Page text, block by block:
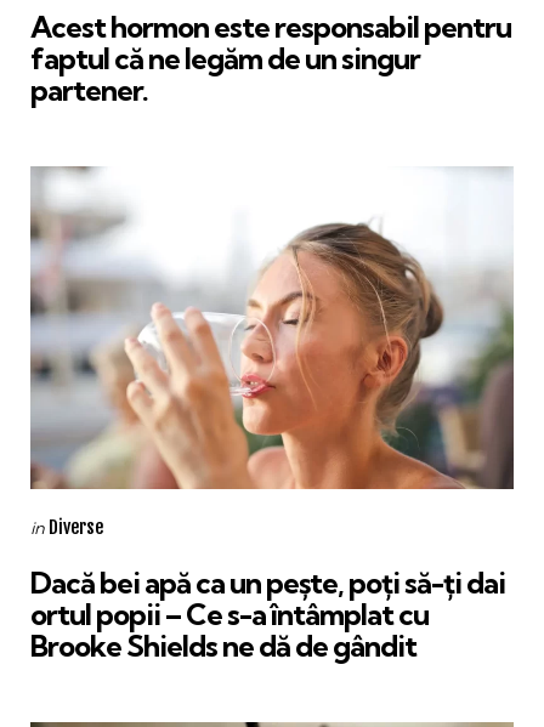
Acest hormon este responsabil pentru
faptul că ne legăm de un singur
partener.
Categories
Posted
in Diverse
Dacă bei apă ca un pește, poți să-ți dai
ortul popii – Ce s-a întâmplat cu
Brooke Shields ne dă de gândit